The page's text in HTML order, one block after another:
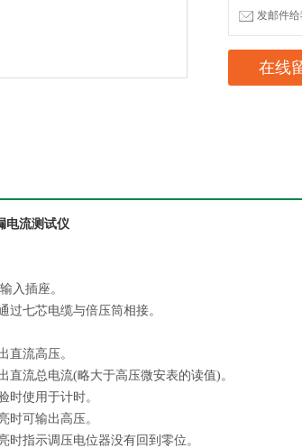
发邮件给
在线
电流测试仪
入插座。
过七芯电缆与倍压筒相接。
直流高压。
直流总电流(略大于高压微安表的读值)。
时使用于计时。
时可输出高压。
时指示调压电位器没有回到零位。